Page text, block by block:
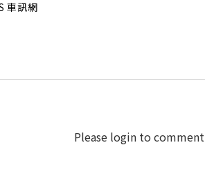
車訊網
Please login to comment